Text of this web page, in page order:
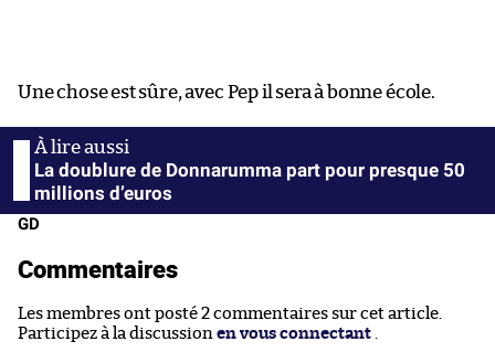
Une chose est sûre, avec Pep il sera à bonne école.
La doublure de Donnarumma part pour presque 50
millions d’euros
GD
Commentaires
Les membres ont posté 2 commentaires sur cet article.
Participez à la discussion en vous connectant .